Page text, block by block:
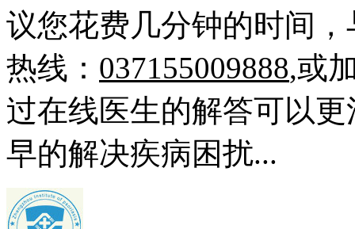
议您花费几分钟的时间，
热线： 037155009888,或
过在线医生的解答可以
早的解决疾病困扰...